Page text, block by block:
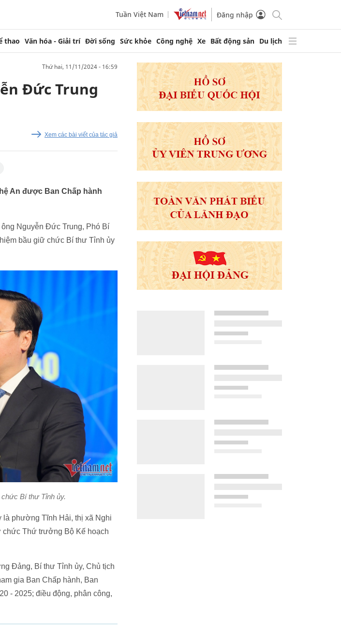
Tuần Việt Nam Đăng nhập
thao Văn hóa - Giải trí Đời sống Sức khỏe Công nghệ Xe Bất động sản Du lịch
thứ hai, 11/11/2024 - 16:59
Đức Trung
Xem các bài viết của tác giả
An được Ban Chấp hành
Nguyễn Đức Trung, Phó Bí
bầu giữ chức Bí thư Tỉnh ủy
Bí thư Tỉnh ủy.
là phường Tĩnh Hải, thị xã Nghi
chức Thứ trưởng Bộ Kế hoạch
Đảng, Bí thư Tỉnh ủy, Chủ tịch
gia Ban Chấp hành, Ban
- 2025; điều động, phân công,